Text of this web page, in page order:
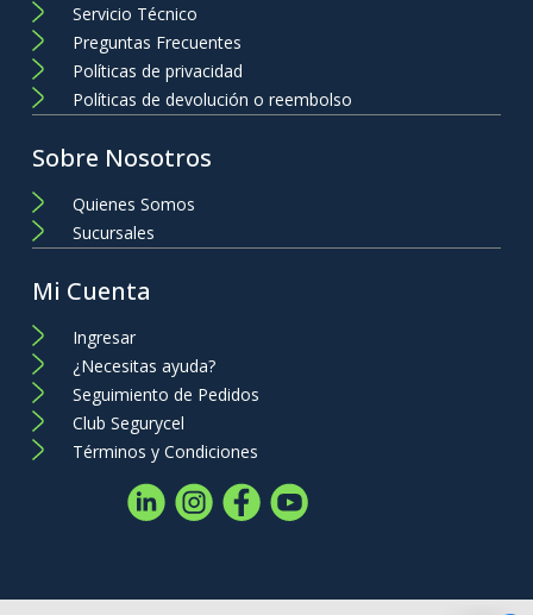
Servicio Técnico
Preguntas Frecuentes
Políticas de privacidad
Políticas de devolución o reembolso
Sobre Nosotros
Quienes Somos
Sucursales
Mi Cuenta
Ingresar
¿Necesitas ayuda?
Seguimiento de Pedidos
Club Segurycel
Términos y Condiciones